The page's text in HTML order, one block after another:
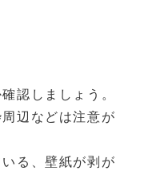
認しましょう。
辺などは注意が
る、壁紙が剥が